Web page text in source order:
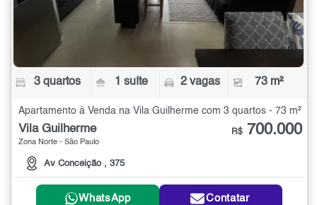
3 quartos 1 suíte 2 vagas 73 m²
Apartamento à Venda na Vila Guilherme com 3 quartos - 73 m²
Vila Guilherme
Zona Norte - São Paulo
Av Conceição , 375
R$ 700.000
WhatsApp Contatar